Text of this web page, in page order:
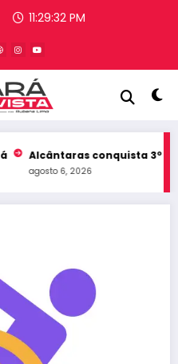
11:29:33 PM
Alcântaras conquista 3º lugar
agosto 6, 2026